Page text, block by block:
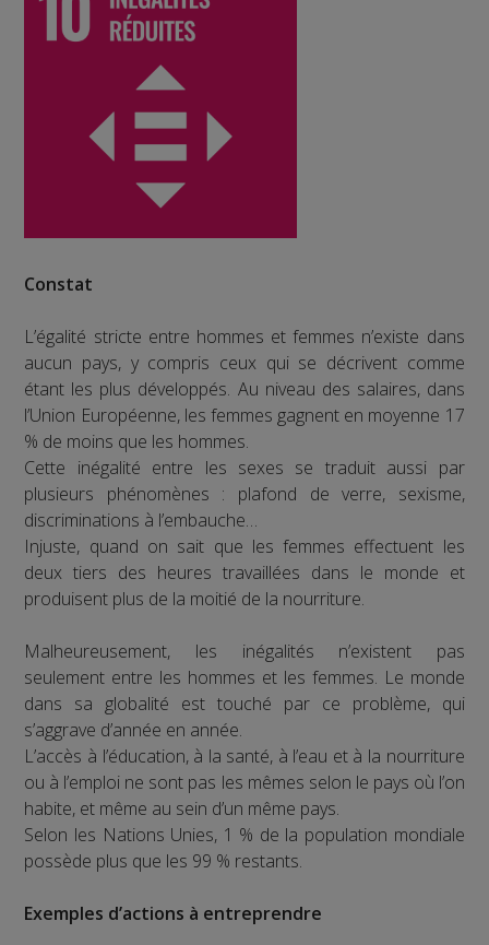
Constat
L’égalité stricte entre hommes et femmes n’existe dans
aucun pays, y compris ceux qui se décrivent comme
étant les plus développés. Au niveau des salaires, dans
l’Union Européenne, les femmes gagnent en moyenne 17
% de moins que les hommes.
Cette inégalité entre les sexes se traduit aussi par
plusieurs phénomènes : plafond de verre, sexisme,
discriminations à l’embauche…
Injuste, quand on sait que les femmes effectuent les
deux tiers des heures travaillées dans le monde et
produisent plus de la moitié de la nourriture.
Malheureusement, les inégalités n’existent pas
seulement entre les hommes et les femmes. Le monde
dans sa globalité est touché par ce problème, qui
s’aggrave d’année en année.
L’accès à l’éducation, à la santé, à l’eau et à la nourriture
ou à l’emploi ne sont pas les mêmes selon le pays où l’on
habite, et même au sein d’un même pays.
Selon les Nations Unies, 1 % de la population mondiale
possède plus que les 99 % restants.
Exemples d’actions à entreprendre